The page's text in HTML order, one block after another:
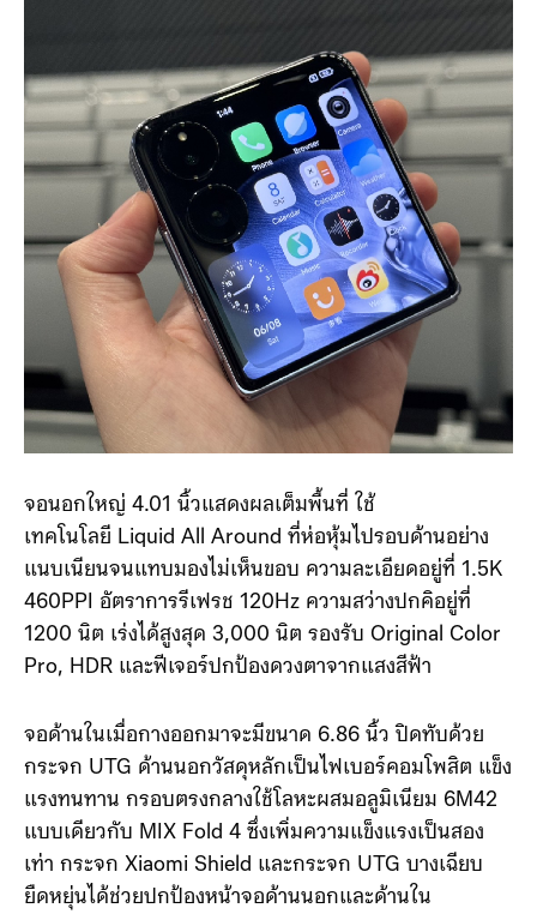
จอนอกใหญ่ 4.01 นิ้วแสดงผลเต็มพื้นที่ ใช้
เทคโนโลยี Liquid All Around ที่ห่อหุ้มไปรอบด้านอย่าง
แนบเนียนจนแทบมองไม่เห็นขอบ ความละเอียดอยู่ที่ 1.5K
460PPI อัตราการรีเฟรช 120Hz ความสว่างปกคิอยู่ที่
1200 นิต เร่งได้สูงสุด 3,000 นิต รองรับ Original Color
Pro, HDR และฟีเจอร์ปกป้องดวงตาจากแสงสีฟ้า
จอด้านในเมื่อกางออกมาจะมีขนาด 6.86 นิ้ว ปิดทับด้วย
กระจก UTG ด้านนอกวัสดุหลักเป็นไฟเบอร์คอมโพสิต แข็ง
แรงทนทาน กรอบตรงกลางใช้โลหะผสมอลูมิเนียม 6M42
แบบเดียวกับ MIX Fold 4 ซึ่งเพิ่มความแข็งแรงเป็นสอง
เท่า กระจก Xiaomi Shield และกระจก UTG บางเฉียบ
ยืดหยุ่นได้ช่วยปกป้องหน้าจอด้านนอกและด้านใน